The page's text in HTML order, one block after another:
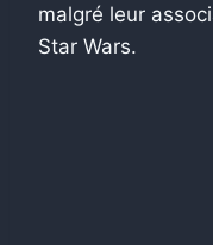
malgré leur
Star Wars.